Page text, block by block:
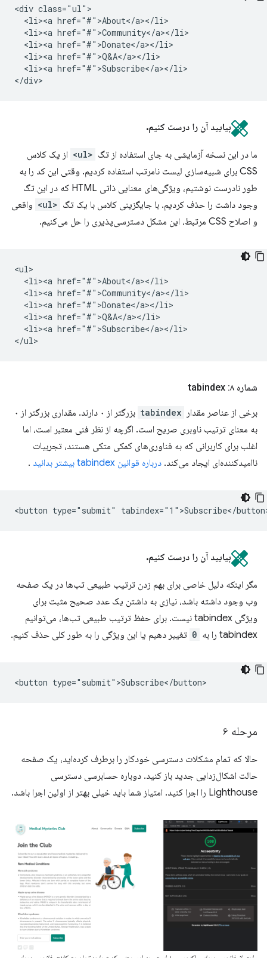
<div class="ul">
  <li><a href="#">About</a></li>
  <li><a href="#">Community</a></li>
  <li><a href="#">Donate</a></li>
  <li><a href="#">Q&A</a></li>
  <li><a href="#">Subscribe</a></li>
بیایید آن را درست کنیم.
ما در این نسخه آزمایشی به جای استفاده از تگ <ul>
از یک کلاس
CSS برای شبیه‌سازی لیست نامرتب استفاده کردیم. وقتی این کد را به
طور نادرست نوشتیم، ویژگی‌های معنایی ذاتی HTML که در این تگ
وجود داشت را حذف کردیم. با جایگزینی کلاس با یک تگ <ul>
واقعی
و اصلاح CSS مرتبط، این مشکل دسترسی‌پذیری را حل می‌کنیم.
<ul>
  <li><a href="#">About</a></li>
  <li><a href="#">Community</a></li>
  <li><a href="#">Donate</a></li>
  <li><a href="#">Q&A</a></li>
  <li><a href="#">Subscribe</a></li>
شماره ۸: tabindex
برخی از عناصر مقدار tabindex
بزرگتر از ۰ دارند. مقداری بزرگتر از ۰
به معنای ترتیب ناوبری صریح است. اگرچه از نظر فنی معتبر است، اما
اغلب برای کاربرانی که به فناوری‌های کمکی متکی هستند، تجربیات
ناامیدکننده‌ای ایجاد می‌کند. درباره قوانین tabindex بیشتر بدانید .
بیایید آن را درست کنیم.
مگر اینکه دلیل خاصی برای بهم زدن ترتیب طبیعی تب‌ها در یک صفحه
وب وجود داشته باشد، نیازی به داشتن یک عدد صحیح مثبت برای
ویژگی tabindex نیست. برای حفظ ترتیب طبیعی تب‌ها، می‌توانیم
tabindex را به
0 تغییر دهیم یا این ویژگی را به طور کلی حذف کنیم.
مرحله ۶
حالا که تمام مشکلات دسترسی خودکار را برطرف کرده‌اید، یک صفحه
حالت اشکال‌زدایی جدید باز کنید. دوباره حسابرسی دسترسی
Lighthouse را اجرا کنید. امتیاز شما باید خیلی بهتر از اولین اجرا باشد.